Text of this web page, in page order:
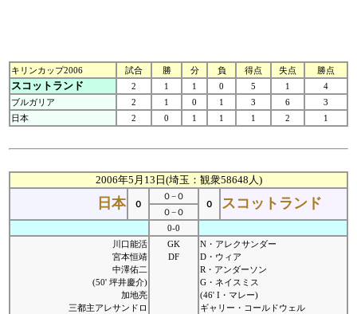
キリンカップ2006 試合 勝 分 負 得点 失点 勝点
スコットランド 2 1 1 0 5 1
4
ブルガリア
2 1 0 1 3 6
3
日本
2 0 1 1 1 2 1
2006年5月13日(埼玉：観衆58648人)
日本 ０
０−０
０
スコットランド
０−０
0-0
川口能活
宮本恒靖
中澤佑二
(50' 坪井慶介)
加地亮
三都主アレサンドロ
GK
DF
N・アレクサンダー
D・ウィア
R・アンダーソン
G・ネイスミス
(46' I・マレー)
ギャリー・コールドウェル